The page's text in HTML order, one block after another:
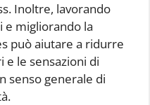
Inoltre, lavorando
e migliorando la
può aiutare a ridurre
e le sensazioni di
senso generale di